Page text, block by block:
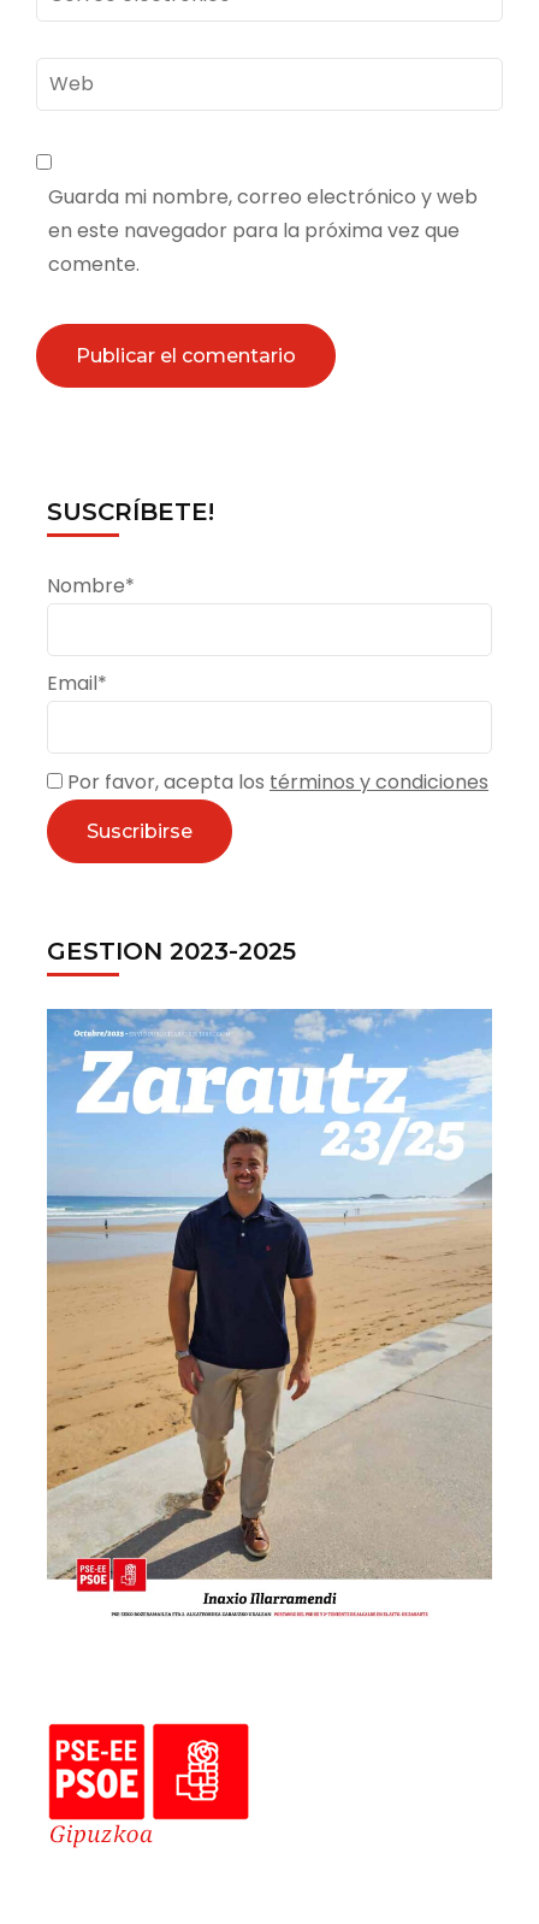
electrónico*
Web
Guarda mi nombre, correo electrónico y web
en este navegador para la próxima vez que
comente.
SUSCRÍBETE!
Nombre*
Email*
Por favor, acepta los términos y condiciones
GESTION 2023-2025